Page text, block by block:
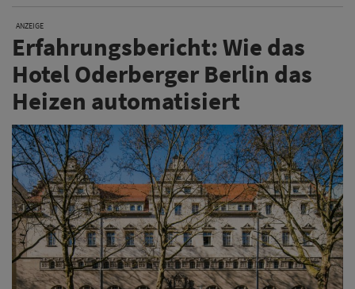
ANZEIGE
Erfahrungsbericht: Wie das
Hotel Oderberger Berlin das
Heizen automatisiert